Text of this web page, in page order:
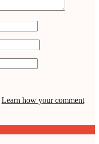
Learn how your comment